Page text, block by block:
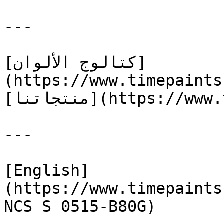
---
[كتالوج الألوان]
(https://
[منتجاتنا](https://www.timepaints.com/ar/products)
---
[English]
(https://
NCS_S_0515-B80G)